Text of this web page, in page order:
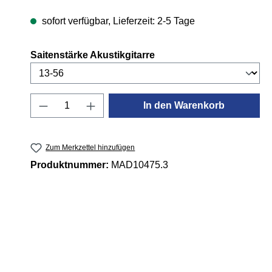
sofort verfügbar, Lieferzeit: 2-5 Tage
Saitenstärke Akustikgitarreauswählen
Produkt Anzahl: Gib den
In den Warenkorb
Zum Merkzettel hinzufügen
Produktnummer: MAD10475.3